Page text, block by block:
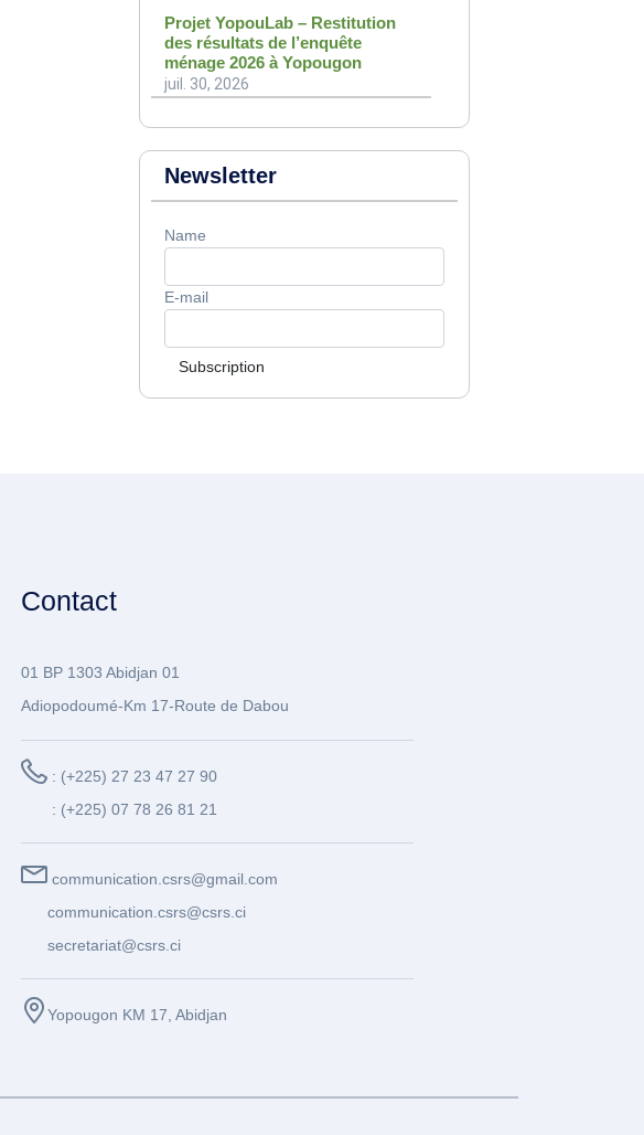
Projet YopouLab – Restitution
des résultats de l’enquête
ménage 2026 à Yopougon
juil. 30, 2026
Newsletter
Name
E-mail
Subscription
Contact
01 BP 1303 Abidjan 01
Adiopodoumé-Km 17-Route de Dabou
: (+225) 27 23 47 27 90
: (+225) 07 78 26 81 21
communication.csrs@gmail.com
communication.csrs@csrs.ci
secretariat@csrs.ci
Yopougon KM 17, Abidjan